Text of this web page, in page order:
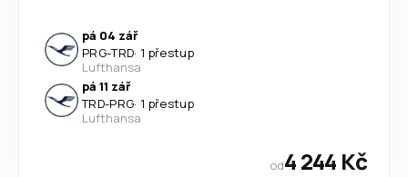
pá 04 zář
PRG-TRD· 1 přestup
Lufthansa
pá 11 zář
TRD-PRG· 1 přestup
Lufthansa
od4 244 Kč